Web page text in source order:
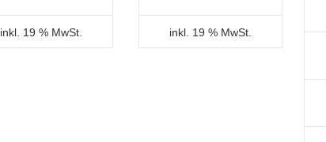
inkl. 19 % MwSt. inkl. 19 % MwSt.